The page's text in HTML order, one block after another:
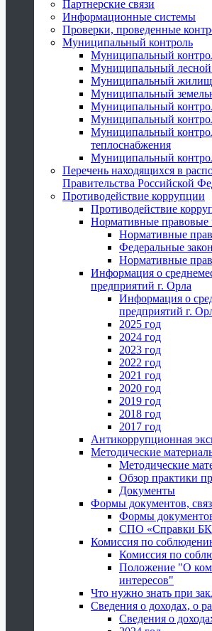
Партнерские связи
Информационные системы
Проверки, проведенные
Муниципальный контроль
Муниципальный
Муниципальный лесной
Муниципальный
Муниципальный
Муниципальный
Муниципальный
Муниципальный
теплоснабжения
Муниципальный
Перечень находящихся в
Правительства Российской
Противодействие коррупции
Противодействие
Нормативные правовые
Нормативные
Федеральные
Нормативные
Информация о
предприятий г. Орла
Информация о
предприятий г.
2025 год
2024 год
2023 год
2022 год
2021 год
2020 год
2019 год
2018 год
2017 год
Антикоррупционная
Методические
Методические
Обзор практики
Документы
Формы документов,
Формы
СПО «Справки
Комиссия по
Комиссия по
Положение "О
интересов"
Что нужно знать при
Сведения о доходах, о
Сведения о